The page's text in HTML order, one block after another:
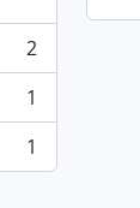
2
1
1